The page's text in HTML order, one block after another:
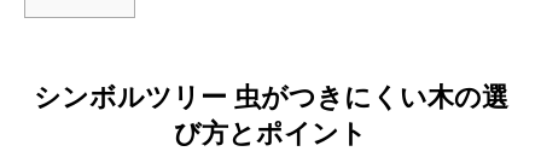
シンボルツリー 虫がつきにくい木の選
び方とポイント